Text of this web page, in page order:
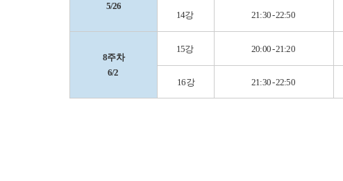
5/26
14강 21:30 - 22:50
8주차
6/2
15강 20:00 - 21:20
16강 21:30 - 22:50